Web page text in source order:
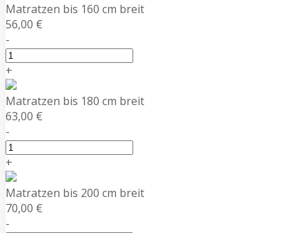
Matratzen bis 160 cm breit
56,00 €
-
+
Matratzen bis 180 cm breit
63,00 €
-
+
Matratzen bis 200 cm breit
70,00 €
-